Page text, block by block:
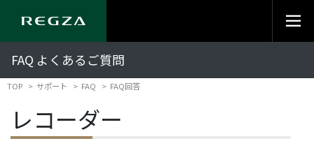
FAQ よくあるご質問
TOP サポート FAQ FAQ回答
レコーダー